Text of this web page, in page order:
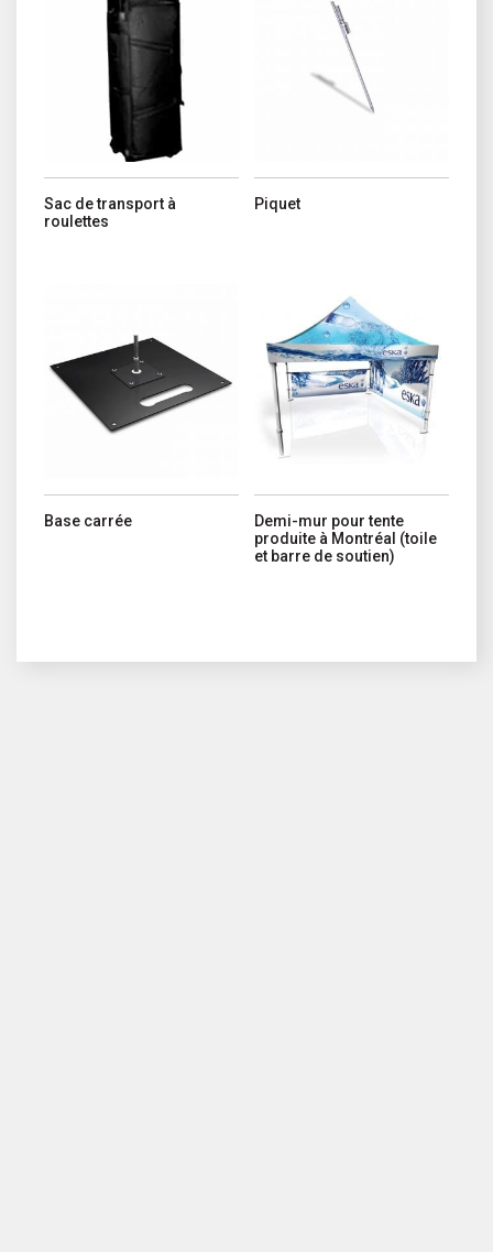
Sac de transport à
roulettes
Piquet
Base carrée
Demi-mur pour tente
produite à Montréal (toile
et barre de soutien)
Ce produit a plusieurs variations.